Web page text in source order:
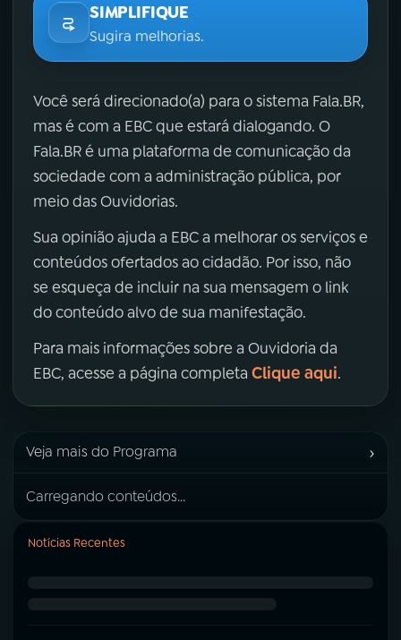
SIMPLIFIQUE
Sugira melhorias.
Você será direcionado(a) para o sistema Fala.BR,
mas é com a EBC que estará dialogando. O
Fala.BR é uma plataforma de comunicação da
sociedade com a administração pública, por
meio das Ouvidorias.
Sua opinião ajuda a EBC a melhorar os serviços e
conteúdos ofertados ao cidadão. Por isso, não
se esqueça de incluir na sua mensagem o link
do conteúdo alvo de sua manifestação.
Para mais informações sobre a Ouvidoria da
EBC, acesse a página completa Clique aqui.
Veja mais do Programa ›
Carregando conteúdos...
Notícias Recentes